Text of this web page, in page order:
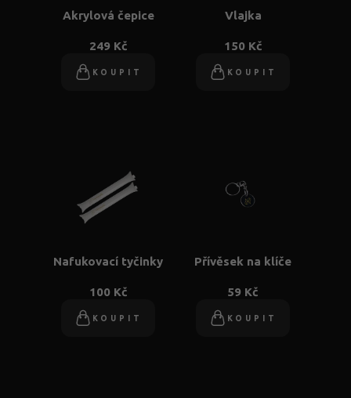
Akrylová čepice
249 Kč
KOUPIT
Vlajka
150 Kč
KOUPIT
Nafukovací tyčinky
100 Kč
KOUPIT
Přívěsek na klíče
59 Kč
KOUPIT